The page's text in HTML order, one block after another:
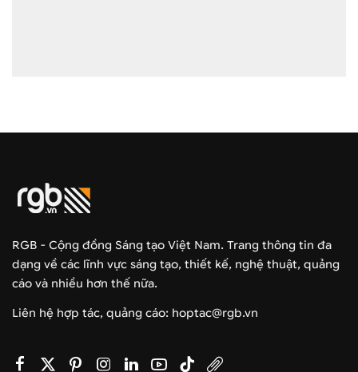
RGB - Cộng đồng Sáng tạo Việt Nam. Trang thông tin đa
dạng về các lĩnh vực sáng tạo, thiết kế, nghệ thuật, quảng
cáo và nhiều hơn thế nữa.
Liên hệ hợp tác, quảng cáo: hoptac@rgb.vn